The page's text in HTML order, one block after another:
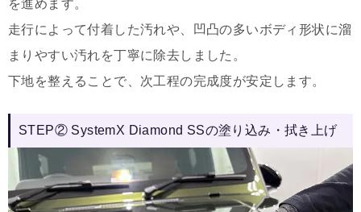
を進めます。
走行によって付着した汚れや、凹凸の多いボディ形状に溜
まりやすい汚れを丁寧に除去しました。
下地を整えることで、次工程の完成度が安定します。
STEP② SystemX Diamond SSの塗り込み・拭き上げ